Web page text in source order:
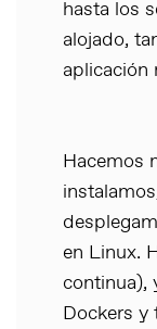
hasta los
alojado,
aplicación
Hacemos
en Linux.
continua),
Dockers y